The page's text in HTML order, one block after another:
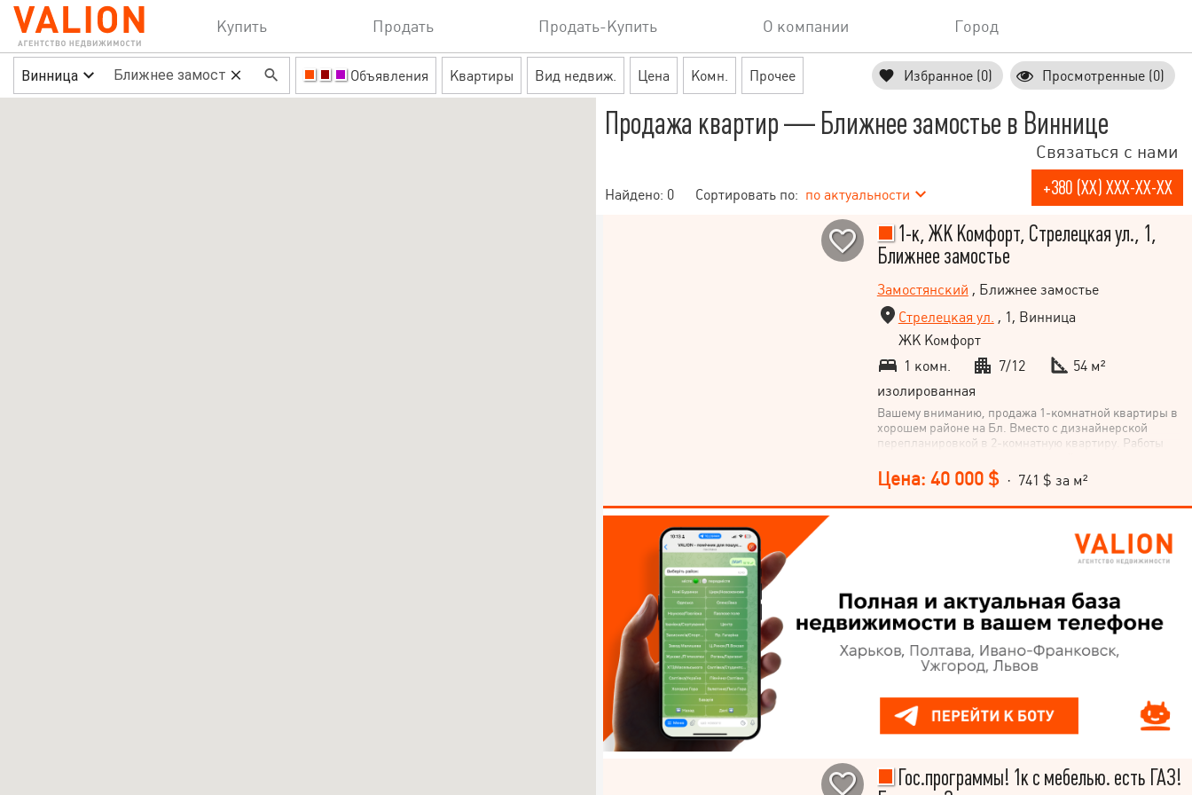
Купить Продать Продать-Купить О компании Город
Винница Объявления Квартиры Вид недвиж. Цена Комн. Прочее Избранное (0) Просмотренные (0)
Продажа квартир — Ближнее замостье в Виннице
Найдено: 0 Сортировать по: по актуальности
Связаться с нами
+380 (XX) XXX-XX-XX
1-к, ЖК Комфорт, Стрелецкая ул., 1,
Ближнее замостье
Замостянский , Ближнее замостье
Стрелецкая ул. , 1, Винница
ЖК Комфорт
1 комн.
7/12
54 м²
изолированная
Вашему вниманию, продажа 1-комнатной квартиры в
хорошем районе на Бл. Вместо с дизнайнерской
перепланировкой в 2-комнатную квартиру. Работы
электричества, освещения, отопления, вентиляции,
водоснабжения и водоотведения. Кухня-студия,
ванная, спальня с видом в тихий двор. В план
Выведены все трубки и выходы под электрическое
отопление. Рядом детский сад, несколько школ,
супермаркеты, отличная транспортная развязка в
железнодорожного вокзала, центрального рынка.
Цена: 40 000 $· 741 $ за м²
Гос.программы! 1к с мебелью. есть ГАЗ!